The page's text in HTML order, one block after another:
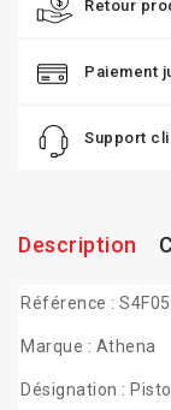
Retour
Paiement
Support
Description
Référence :
Marque : Athena
Désignation :